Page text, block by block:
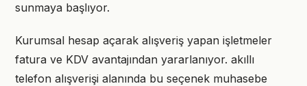
sunmaya başlıyor.
Kurumsal hesap açarak alışveriş yapan işletmeler
fatura ve KDV avantajından yararlanıyor. akıllı
telefon alışverişi alanında bu seçenek muhasebe